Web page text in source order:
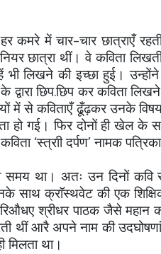
कमरे में चार-चार छात्राएँ
छात्रा थीं। वे कविता
लिखने की इच्छा हुई। उन्होंने
छिप.छिप कर कविता
में से कविताएँ ढूँढ़कर उनके
हो गई। फिर दोनों ही खेल के
‘स्त्राी दर्पण’ नामक
समय था। अतः उन दिनों
साथ क्राॅस्थवेट की एक
श्रीधर पाठक जैसे
थीं आरै अपने नाम की
मिलता था।